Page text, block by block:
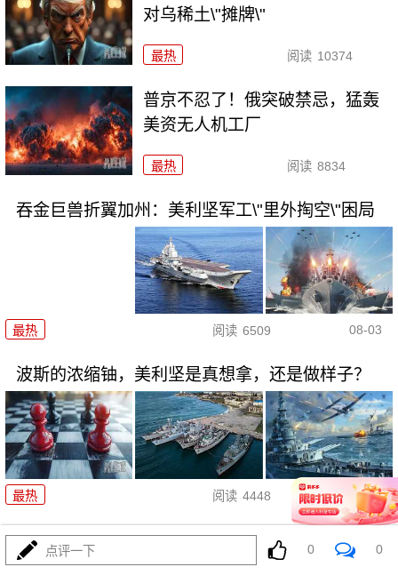
对乌稀土\"摊牌\"
最热 阅读 10374
普京不忍了！俄突破禁忌，猛轰
美资无人机工厂
最热 阅读 8834
吞金巨兽折翼加州：美利坚军工\"里外掏空\"困局
最热 阅读 6509 08-03
波斯的浓缩铀，美利坚是真想拿，还是做样子？
最热 阅读 4448 08-03
东瀛彻底撕掉和平面具，公然发
射进攻性武器！
点评一下 0 0